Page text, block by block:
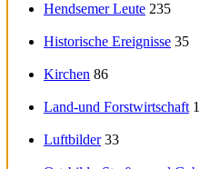
Hendsemer Leute 235
Historische Ereignisse 35
Kirchen 86
Land-und Forstwirtschaft
Luftbilder 33